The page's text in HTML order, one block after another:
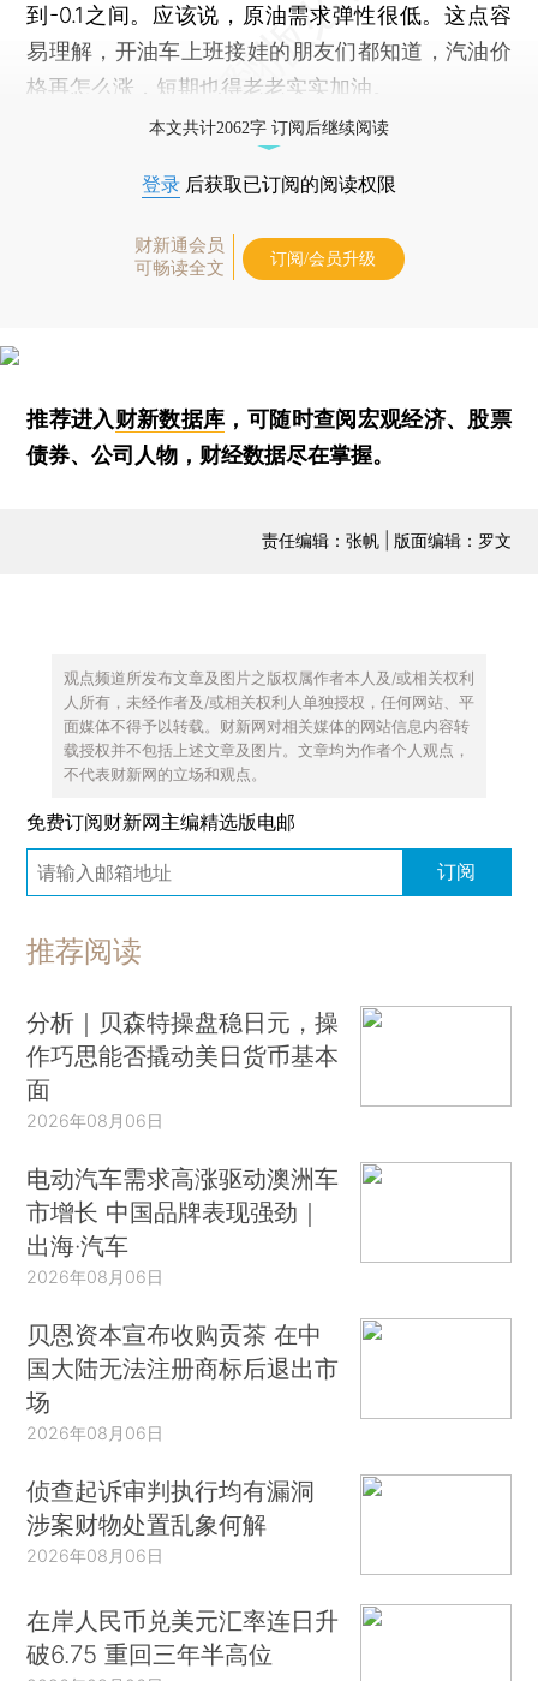
到-0.1之间。应该说，原油需求弹性很低。这点容
易理解，开油车上班接娃的朋友们都知道，汽油价
格再怎么涨，短期也得老老实实加油。
本文共计2062字 订阅后继续阅读
登录 后获取已订阅的阅读权限
财新通会员
可畅读全文
订阅/会员升级
推荐进入财新数据库 ，可随时查阅宏观经济、股票
债券、公司人物，财经数据尽在掌握。
责任编辑：张帆 | 版面编辑：罗文
观点频道所发布文章及图片之版权属作者本人及/或相关权利
人所有，未经作者及/或相关权利人单独授权，任何网站、平
面媒体不得予以转载。财新网对相关媒体的网站信息内容转
载授权并不包括上述文章及图片。文章均为作者个人观点，
不代表财新网的立场和观点。
免费订阅财新网主编精选版电邮
订阅
推荐阅读
分析｜贝森特操盘稳日元，操
作巧思能否撬动美日货币基本
面
2026年08月06日
电动汽车需求高涨驱动澳洲车
市增长 中国品牌表现强劲｜
出海·汽车
2026年08月06日
贝恩资本宣布收购贡茶 在中
国大陆无法注册商标后退出市
场
2026年08月06日
侦查起诉审判执行均有漏洞
涉案财物处置乱象何解
2026年08月06日
在岸人民币兑美元汇率连日升
破6.75 重回三年半高位